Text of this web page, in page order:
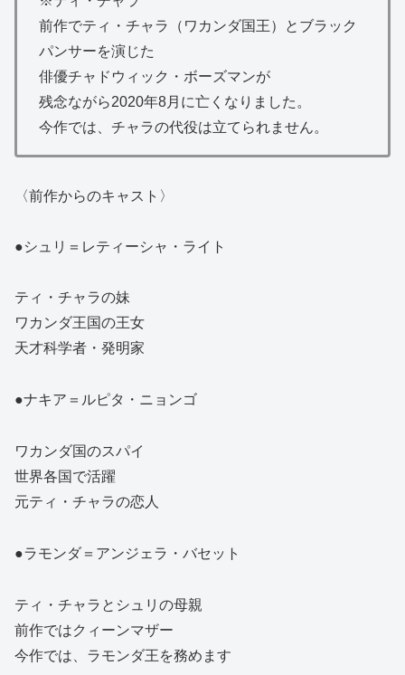
前作でティ・チャラ（ワカンダ国王）とブラック
パンサーを演じた
俳優チャドウィック・ボーズマンが
残念ながら2020年8月に亡くなりました。
今作では、チャラの代役は立てられません。
〈前作からのキャスト〉
●シュリ＝レティーシャ・ライト
ティ・チャラの妹
ワカンダ王国の王女
天才科学者・発明家
●ナキア＝ルピタ・ニョンゴ
ワカンダ国のスパイ
世界各国で活躍
元ティ・チャラの恋人
●ラモンダ＝アンジェラ・バセット
ティ・チャラとシュリの母親
前作ではクィーンマザー
今作では、ラモンダ王を務めます